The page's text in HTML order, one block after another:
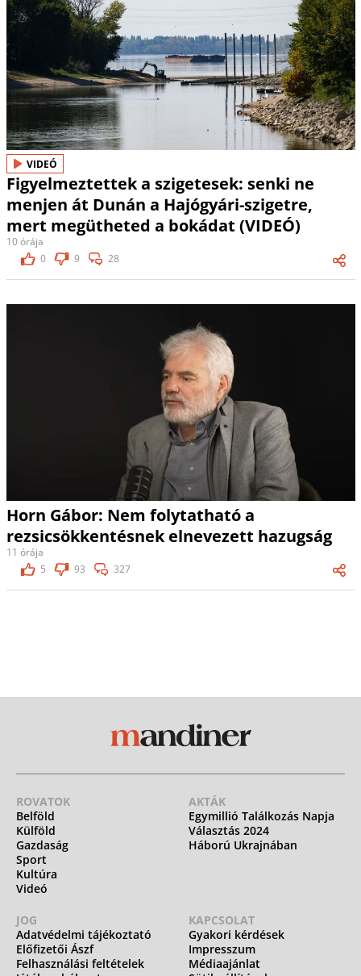
VIDEÓ
Figyelmeztettek a szigetesek: senki ne
menjen át Dunán a Hajógyári-szigetre,
mert megütheted a bokádat (VIDEÓ)
10 órája
0
9 28
Horn Gábor: Nem folytatható a
rezsicsökkentésnek elnevezett hazugság
11 órája
5
93 327
ROVATOK
Belföld
Külföld
Gazdaság
Sport
Kultúra
Videó
AKTÁK
Egymillió Találkozás Napja
Választás 2024
Háború Ukrajnában
JOG
Adatvédelmi tájékoztató
Előfizetői Ászf
Felhasználási feltételek
KAPCSOLAT
Gyakori kérdések
Impresszum
Médiaajánlat